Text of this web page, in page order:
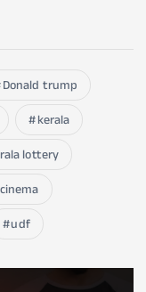
Donald trump
kerala
lottery
udf